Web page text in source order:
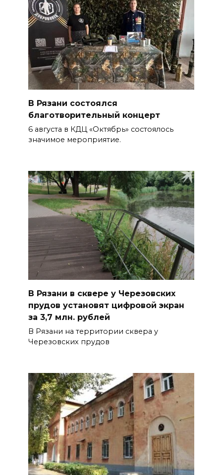
В Рязани состоялся
благотворительный концерт
6 августа в КДЦ «Октябрь» состоялось
значимое мероприятие.
В Рязани в сквере у Черезовских
прудов установят цифровой экран
за 3,7 млн. рублей
В Рязани на территории сквера у
Черезовских прудов